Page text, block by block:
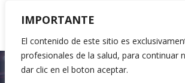
IMPORTANTE
El contenido de este sitio es
profesionales de la salud, para continuar
dar clic en el boton aceptar.
Inicio Aviso de Privacidad